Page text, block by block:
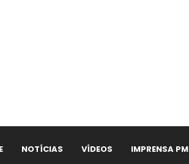
NOTÍCIAS VÍDEOS IMPRENSA PM